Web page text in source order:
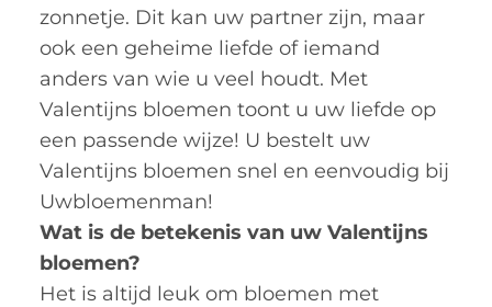
zonnetje. Dit kan uw partner zijn, maar
ook een geheime liefde of iemand
anders van wie u veel houdt. Met
Valentijns bloemen toont u uw liefde op
een passende wijze! U bestelt uw
Valentijns bloemen snel en eenvoudig bij
Uwbloemenman!
Wat is de betekenis van uw Valentijns
bloemen?
Het is altijd leuk om bloemen met